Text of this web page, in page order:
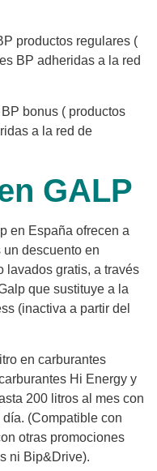
productos regulares (
BP adheridas a la red
bonus ( productos
a la red de
GALP
en España ofrecen a
descuento en
lavados gratis, a través
que sustituye a la
(inactiva a partir del
en carburantes
Hi Energy y
200 litros al mes con
(Compatible con
otras promociones
ni Bip&Drive).